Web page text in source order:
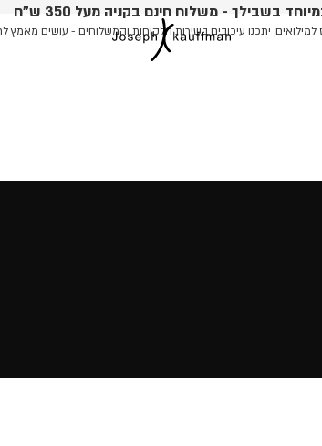
בשבילך - משלוח חינם בקניה מעל 350 ש"ח
יתכנו עיכובים בשירות הלקוחות והמשלוחים - עושים מאמץ